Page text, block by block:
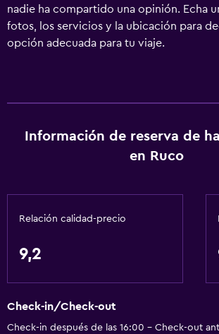
nadie ha compartido una opinión. Echa
fotos, los servicios y la ubicación para
opción adecuada para tu viaje.
Información de reserva de
en Ruco
Relación calidad-precio
9,2
Check-in/Check-out
Check-in después de las 16:00 - Check-out